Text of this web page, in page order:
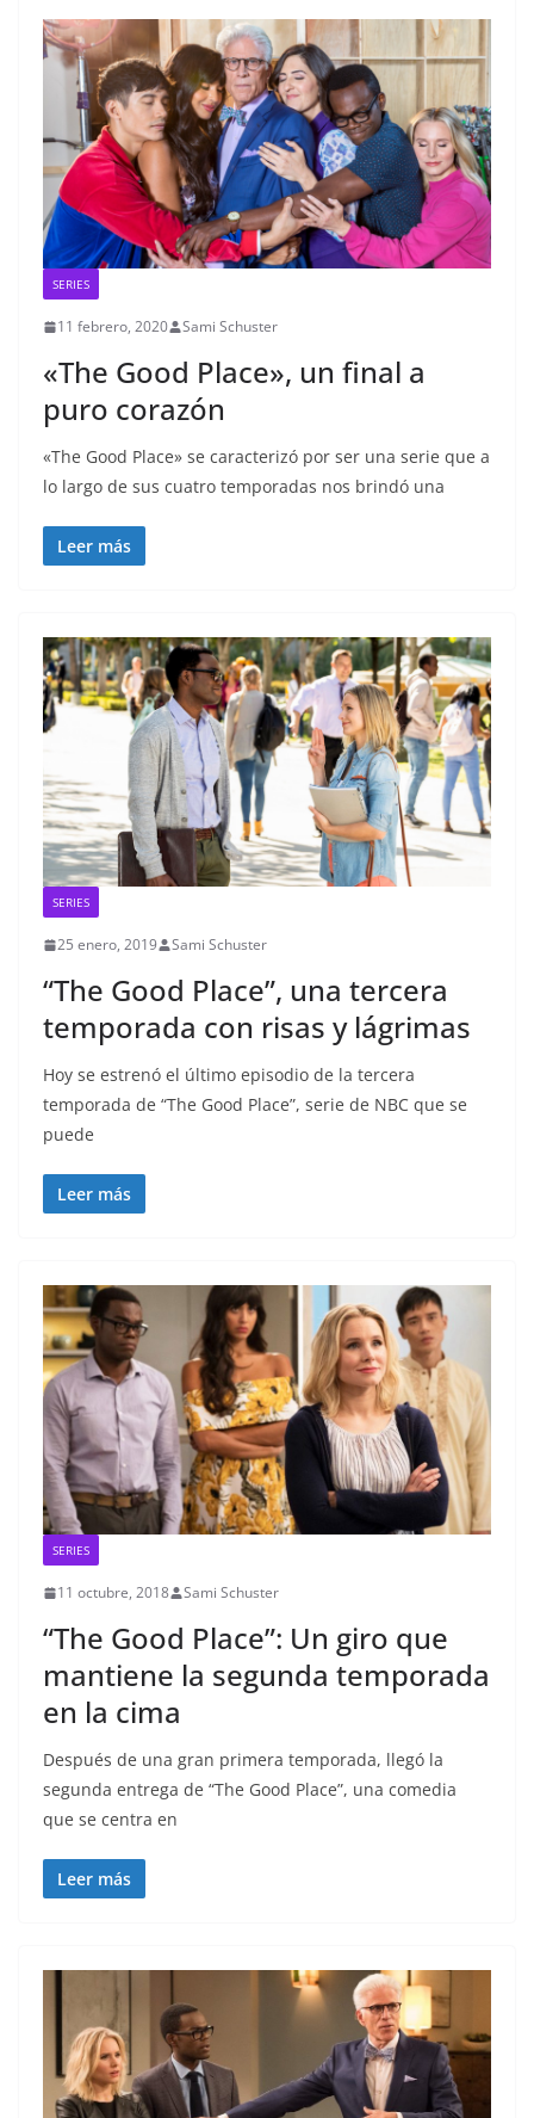
SERIES
11 febrero, 2020 Sami Schuster
«The Good Place», un final a
puro corazón
«The Good Place» se caracterizó por ser una serie que a
lo largo de sus cuatro temporadas nos brindó una
Leer más
SERIES
25 enero, 2019 Sami Schuster
“The Good Place”, una tercera
temporada con risas y lágrimas
Hoy se estrenó el último episodio de la tercera
temporada de “The Good Place”, serie de NBC que se
puede
Leer más
SERIES
11 octubre, 2018 Sami Schuster
“The Good Place”: Un giro que
mantiene la segunda temporada
en la cima
Después de una gran primera temporada, llegó la
segunda entrega de “The Good Place”, una comedia
que se centra en
Leer más